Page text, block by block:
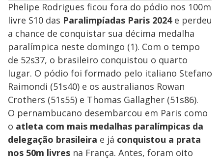
Phelipe Rodrigues ficou fora do pódio nos 100m
livre S10 das Paralimpíadas Paris 2024e perdeu
a chance de conquistar sua décima medalha
paralímpica neste domingo (1). Com o tempo
de 52s37, o brasileiro conquistou o quarto
lugar. O pódio foi formado pelo italiano Stefano
Raimondi (51s40) e os australianos Rowan
Crothers (51s55) e Thomas Gallagher (51s86).
O pernambucano desembarcou em Paris como
o atleta com mais medalhas paralímpicas da
delegação brasileira e já conquistou a prata
nos 50m livres na França. Antes, foram oito